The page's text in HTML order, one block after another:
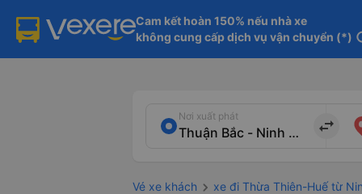
Cam kết hoàn 150% nếu nhà xe
không cung cấp dịch vụ vận chuyển (*)
Nơi xuất phát
import_export
Vé xe khách xe đi Thừa Thiên-Huế từ